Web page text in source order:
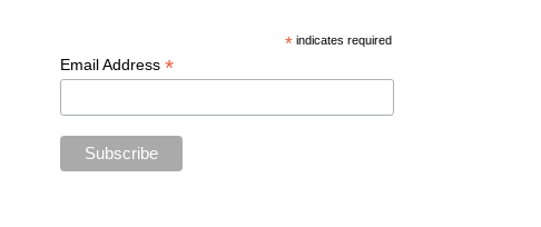
*indicates required
Email Address *